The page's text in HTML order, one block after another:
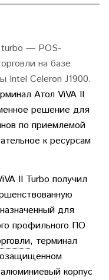
turbo — POS-
на базе
Intel Celeron J1900.
Атол ViVA II
решение для
по приемлемой
к ресурсам
II Turbo получил
для
профильного ПО
, терминал
корпус